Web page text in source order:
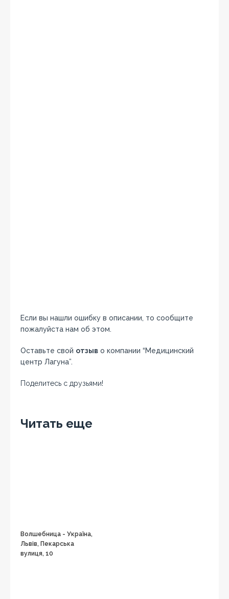
Если вы нашли ошибку в описании, то сообщите
пожалуйста нам об этом.
Оставьте свой отзыв о компании “Медицинский
центр Лагуна”.
Поделитесь с друзьями!
Читать еще
Волшебница - Україна,
Львів, Пекарська
вулиця, 10